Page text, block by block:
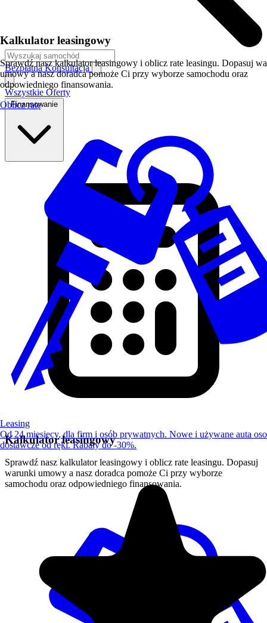
Bezpłatna Konsultacja
Wszystkie Oferty
Finansowanie
Kalkulator leasingowy
Sprawdź nasz kalkulator leasingowy i oblicz rate leasingu. Dopasuj
warunki umowy a nasz doradca pomoże Ci przy wyborze
samochodu oraz odpowiedniego finansowania.
Kalkulator leasingowy
Sprawdź nasz kalkulator leasingowy i oblicz rate leasingu. Dopasuj
umowy a nasz doradca pomoże Ci przy wyborze samochodu oraz
odpowiedniego finansowania.
Oblicz ratę
Leasing
Od 24 miesięcy, dla firm i osób prywatnych. Nowe i używane auta
dostawcze od ręki. Rabaty do -30%.